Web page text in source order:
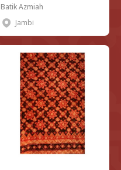
Batik Azmiah
Jambi